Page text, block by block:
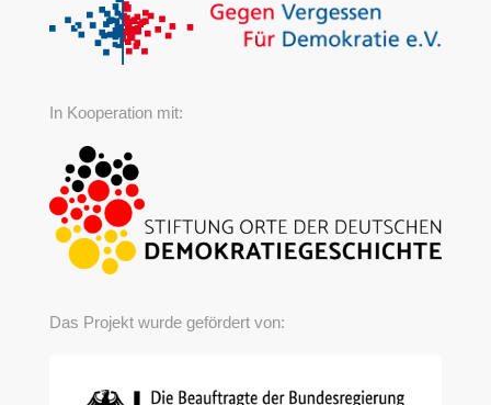
In Kooperation mit:
Das Projekt wurde gefördert von: